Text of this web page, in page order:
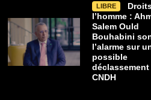
LIBRE
l’homme :
Salem Ould
Bouhabini
l’alarme sur
possible
déclassement
CNDH